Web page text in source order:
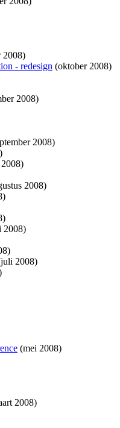
2008)
- redesign (oktober 2008)
2008)
2008)
2008)
2008)
2008)
(mei 2008)
2008)